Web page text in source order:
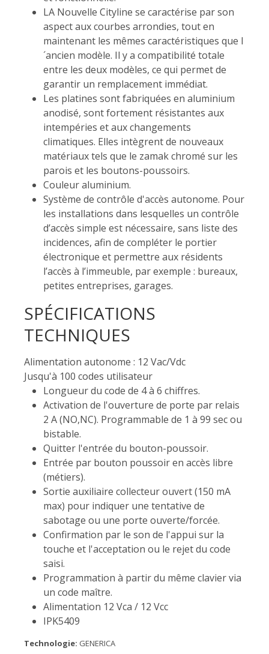
LA Nouvelle Cityline se caractérise par son
aspect aux courbes arrondies, tout en
maintenant les mêmes caractéristiques que l
´ancien modèle. Il y a compatibilité totale
entre les deux modèles, ce qui permet de
garantir un remplacement immédiat.
Les platines sont fabriquées en aluminium
anodisé, sont fortement résistantes aux
intempéries et aux changements
climatiques. Elles intègrent de nouveaux
matériaux tels que le zamak chromé sur les
parois et les boutons-poussoirs.
Couleur aluminium.
Système de contrôle d'accès autonome. Pour
les installations dans lesquelles un contrôle
d’accès simple est nécessaire, sans liste des
incidences, afin de compléter le portier
électronique et permettre aux résidents
l’accès à l’immeuble, par exemple : bureaux,
petites entreprises, garages.
SPÉCIFICATIONS
TECHNIQUES
Alimentation autonome : 12 Vac/Vdc
Jusqu'à 100 codes utilisateur
Longueur du code de 4 à 6 chiffres.
Activation de l'ouverture de porte par relais
2 A (NO,NC). Programmable de 1 à 99 sec ou
bistable.
Quitter l'entrée du bouton-poussoir.
Entrée par bouton poussoir en accès libre
(métiers).
Sortie auxiliaire collecteur ouvert (150 mA
max) pour indiquer une tentative de
sabotage ou une porte ouverte/forcée.
Confirmation par le son de l'appui sur la
touche et l'acceptation ou le rejet du code
saisi.
Programmation à partir du même clavier via
un code maître.
Alimentation 12 Vca / 12 Vcc
IPK5409
Technologie: GENERICA